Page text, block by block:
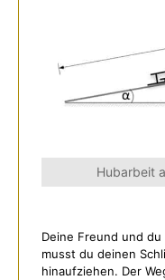
Hubarbeit
Deine Freund und
musst du deinen
hinaufziehen. Der